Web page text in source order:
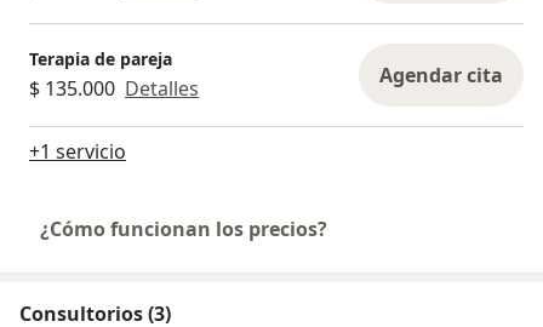
Terapia de pareja
$ 135.000 Detalles Agendar cita
+1 servicio
¿Cómo funcionan los precios?
Consultorios (3)